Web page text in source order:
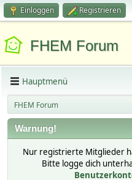
Einloggen Registrieren
FHEM Forum
Hauptmenü
FHEM Forum
Warnung!
Nur registrierte Mitglieder
Bitte logge dich